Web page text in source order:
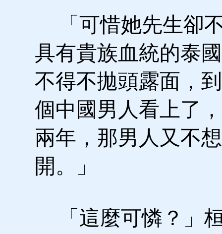
「可惜她先生卻
具有貴族血統的泰
不得不拋頭露面，
個中國男人看上了
兩年，那男人又不
開。」
「這麼可憐？」